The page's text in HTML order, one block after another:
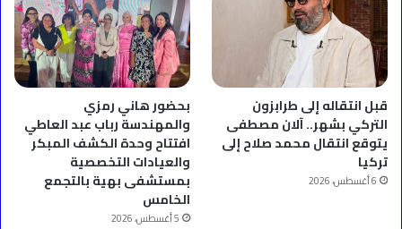
قبل انتقاله إلى طرابزون
التركي بشهر.. آلان مصطفى
يتوقع انتقال محمد صلاح إلى
تركيا
6 أغسطس، 2026
بحضور هاني رمزي
والمهندسة رباب عبد العاطي
افتتاح وحدة الكشف المبكر
والعيادات التخصصية
بمستشفى بهية بالتجمع
الخامس
5 أغسطس، 2026